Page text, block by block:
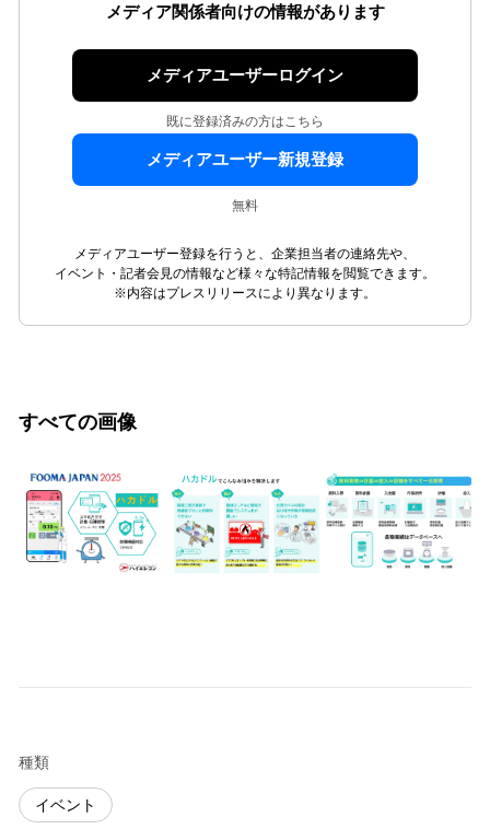
メディア関係者向けの情報があります
メディアユーザーログイン
既に登録済みの方はこちら
メディアユーザー新規登録
無料
メディアユーザー登録を行うと、企業担当者の連絡先や、
イベント・記者会見の情報など様々な特記情報を閲覧できます。
※内容はプレスリリースにより異なります。
すべての画像
種類
イベント